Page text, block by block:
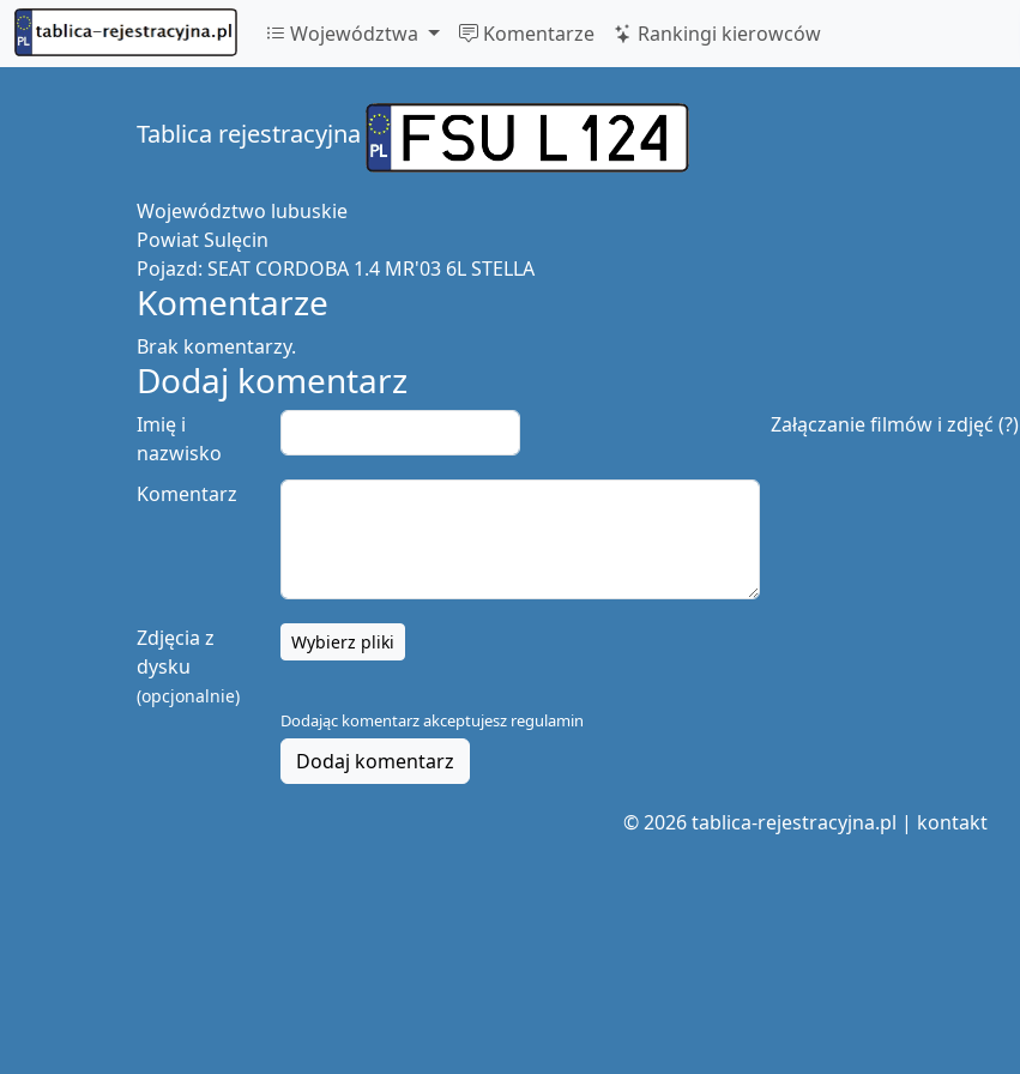
Województwa Komentarze Rankingi kierowców
Tablica rejestracyjna
Województwo lubuskie
PowiatSulęcin
Pojazd: SEAT CORDOBA 1.4 MR'03 6L STELLA
Komentarze
Brak komentarzy.
Dodaj komentarz
Załączanie filmów i zdjęć (?)
Imię i
nazwisko
Komentarz
Zdjęcia z
dysku
(opcjonalnie)
Wybierz pliki
Dodając komentarz akceptujesz regulamin
Dodaj komentarz
© 2026 tablica-rejestracyjna.pl | kontakt